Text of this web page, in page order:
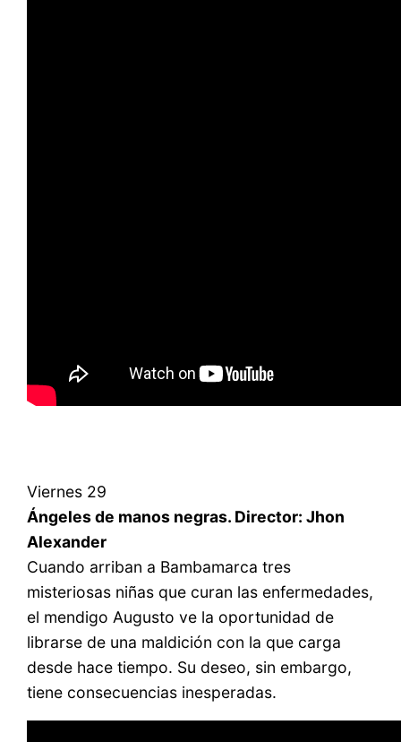
Viernes 29
Ángeles de manos negras. Director: Jhon
Alexander
Cuando arriban a Bambamarca tres
misteriosas niñas que curan las enfermedades,
el mendigo Augusto ve la oportunidad de
librarse de una maldición con la que carga
desde hace tiempo. Su deseo, sin embargo,
tiene consecuencias inesperadas.